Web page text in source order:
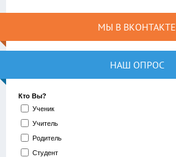
МЫ В ВКОНТАКТЕ
НАШ ОПРОС
Кто Вы?
Ученик
Учитель
Родитель
Студент